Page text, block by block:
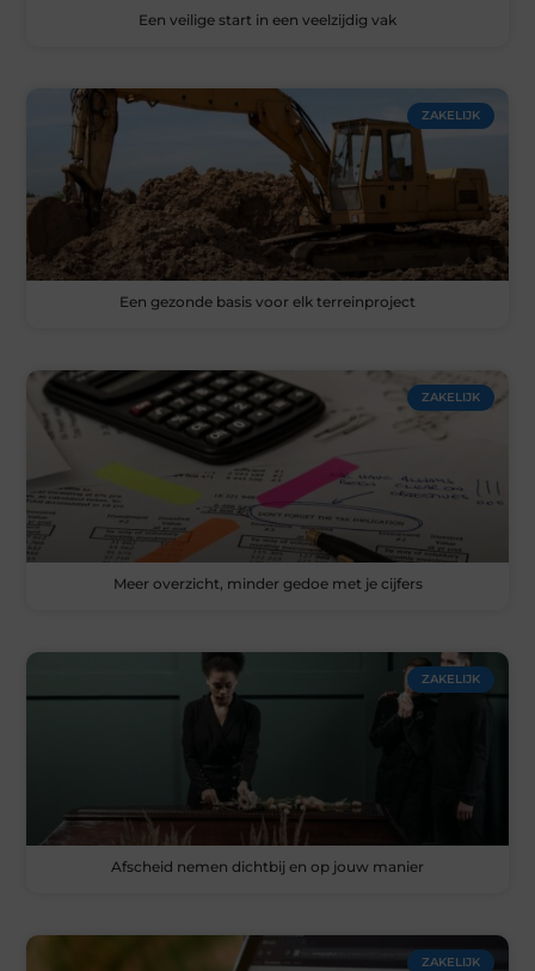
Een veilige start in een veelzijdig vak
ZAKELIJK
Een gezonde basis voor elk terreinproject
ZAKELIJK
Meer overzicht, minder gedoe met je cijfers
ZAKELIJK
Afscheid nemen dichtbij en op jouw manier
ZAKELIJK